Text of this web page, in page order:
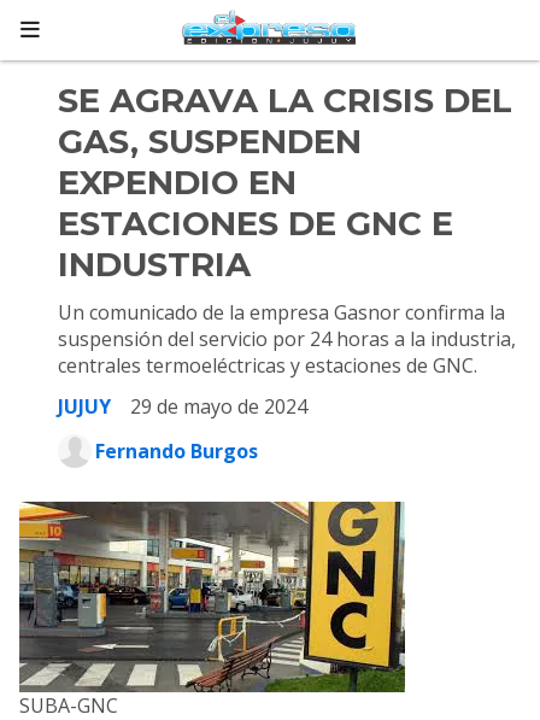
SE AGRAVA LA CRISIS DEL
GAS, SUSPENDEN
EXPENDIO EN
ESTACIONES DE GNC E
INDUSTRIA
Un comunicado de la empresa Gasnor confirma la
suspensión del servicio por 24 horas a la industria,
centrales termoeléctricas y estaciones de GNC.
JUJUY
29 de mayo de 2024
Fernando Burgos
SUBA-GNC